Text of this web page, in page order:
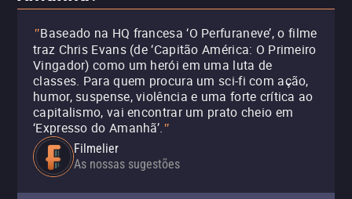
"Baseado na HQ francesa ‘O Perfuraneve’, o filme
traz Chris Evans (de ‘Capitão América: O Primeiro
Vingador) como um herói em uma luta de
classes. Para quem procura um sci-fi com ação,
humor, suspense, violência e uma forte crítica ao
capitalismo, vai encontrar um prato cheio em
‘Expresso do Amanhã’."
Filmelier
As nossas sugestões